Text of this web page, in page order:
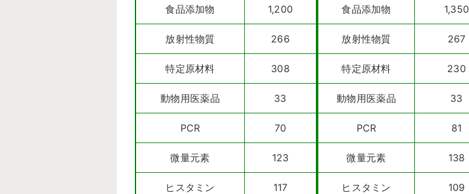
食品添加物 1,200
放射性物質 266
特定原材料 308
動物用医薬品 33
PCR 70
微量元素 123
ヒスタミン 117
食品添加物 1,350
放射性物質 267
特定原材料 230
動物用医薬品 33
PCR 81
微量元素 138
ヒスタミン 109